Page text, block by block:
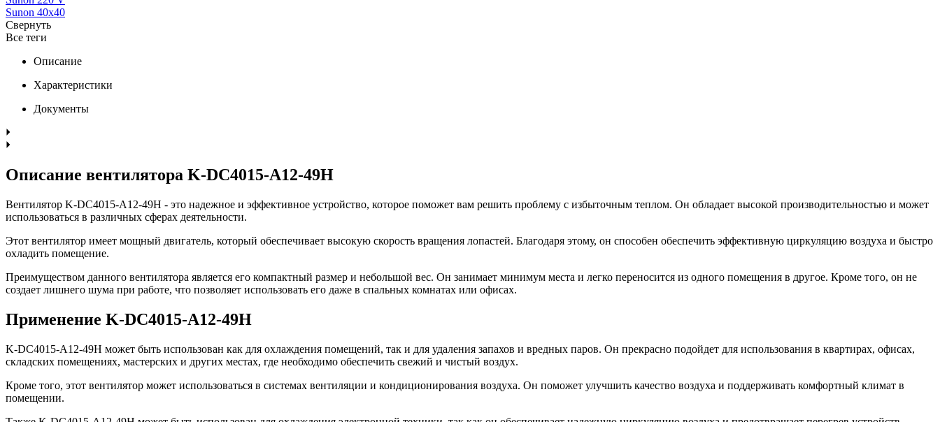
Sunon 40x40
Свернуть
Все теги
Описание
Характеристики
Документы
Описание вентилятора K-DC4015-A12-49H
Вентилятор K-DC4015-A12-49H - это надежное и эффективное устройство, которое поможет вам решить проблему с избыточным теплом. Он обладает высокой производительностью и может
использоваться в различных сферах деятельности.
Этот вентилятор имеет мощный двигатель, который обеспечивает высокую скорость вращения лопастей. Благодаря этому, он способен обеспечить эффективную циркуляцию воздуха и быстро
охладить помещение.
Преимуществом данного вентилятора является его компактный размер и небольшой вес. Он занимает минимум места и легко переносится из одного помещения в другое. Кроме того, он не
создает лишнего шума при работе, что позволяет использовать его даже в спальных комнатах или офисах.
Применение K-DC4015-A12-49H
K-DC4015-A12-49H может быть использован как для охлаждения помещений, так и для удаления запахов и вредных паров. Он прекрасно подойдет для использования в квартирах, офисах,
складских помещениях, мастерских и других местах, где необходимо обеспечить свежий и чистый воздух.
Кроме того, этот вентилятор может использоваться в системах вентиляции и кондиционирования воздуха. Он поможет улучшить качество воздуха и поддерживать комфортный климат в
помещении.